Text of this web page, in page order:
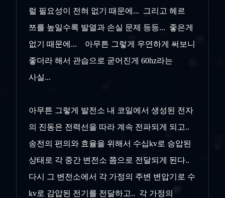
럴 필요성이 전혀 없기 때문에... 그리고 헤르
쯔를 높일수록 발열과 손실 문제 등등... 좋은게
없기 때문에... 아무튼 그렇게 우연하게 써보니
좋더라 해서 관습으로 굳어진게 60hz라는
사실...
아무튼 그렇게 발전소 내 코일에서 생성된 전자
의 진동은 전력선을 따라 계속 전파되게 되고..
송전의 편의와 효율을 위해서 수십kv로 승압된
상태로 각 중간 변전소 쯤으로 전달되게 된다..
다시 그 변전소에서 각 가정의 주변 변압기로 수
kv로 감압된 전기를 전달하고.. 각 가정의